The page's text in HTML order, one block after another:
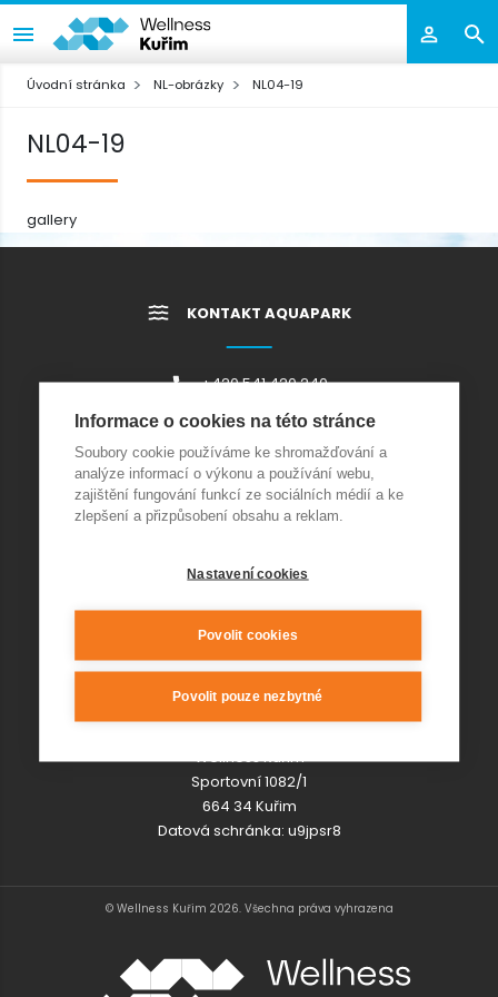
Úvodní stránka NL-obrázky NL04-19
NL04-19
gallery
KONTAKT AQUAPARK
+420 541 420 240
Wellness Kuřim s.r.o.
KONTAKT RESTAURACE
KDE NÁS NAJDETE
Wellness Kuřim
Sportovní 1082/1
664 34 Kuřim
Datová schránka: u9jpsr8
© Wellness Kuřim 2026. Všechna práva vyhrazena
Informace o cookies na této stránce
Soubory cookie používáme ke shromažďování a
analýze informací o výkonu a používání webu,
zajištění fungování funkcí ze sociálních médií a ke
zlepšení a přizpůsobení obsahu a reklam.
Nastavení cookies
Povolit cookies
Povolit pouze nezbytné